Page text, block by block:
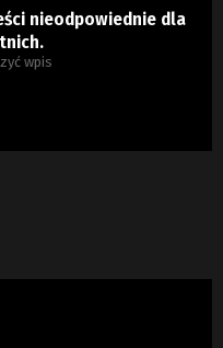
nieodpowiednie dla
wpis